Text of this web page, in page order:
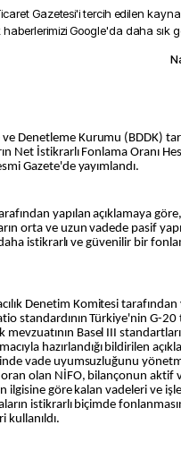
Gazetesi'i tercih edilen
Google'da daha sık
ve Denetleme Kurumu (BDDK)
Net İstikrarlı Fonlama Oranı
Gazete'de yayımlandı.
yapılan açıklamaya
orta ve uzun vadede pasif
istikrarlı ve güvenilir bir
Denetim Komitesi tarafından
standardının Türkiye'nin G-
mevzuatının Basel III
hazırlandığı bildirilen
vade uyumsuzluğunu
oran olan NİFO, bilançonun aktif
ilgisine göre kalan vadeleri ve
istikrarlı biçimde
kullanıldı.